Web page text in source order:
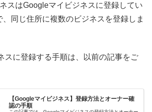
スはGoogleマイビジネスに登録してい
、同じ住所に複数のビジネスを登録しま
スに登録する手順は、以前の記事をご
【Googleマイビジネス】登録方法とオーナー確
認の手順